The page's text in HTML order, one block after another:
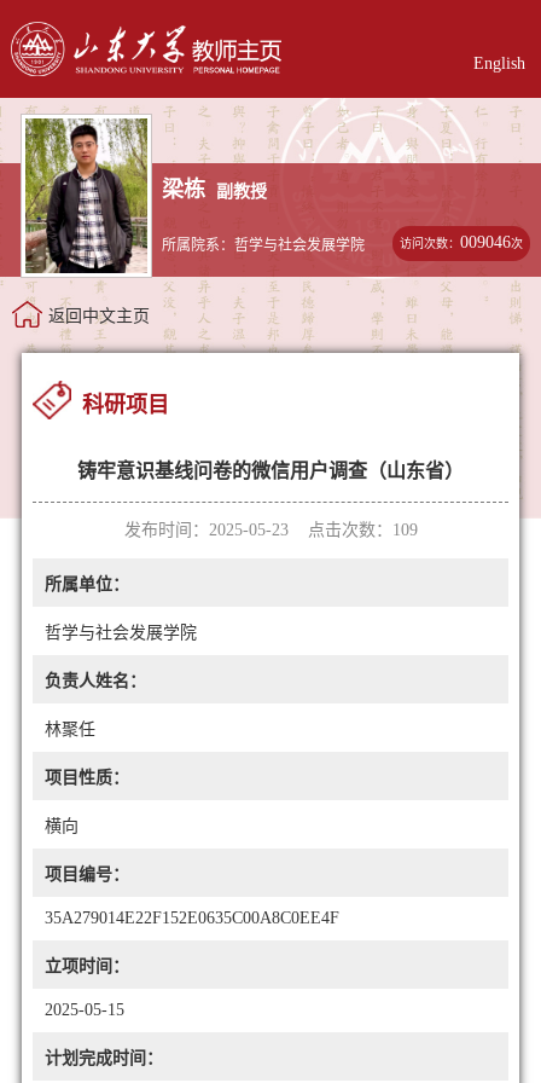
English
梁栋 副教授
所属院系：哲学与社会发展学院 访问次数：009046次
返回中文主页
科研项目
铸牢意识基线问卷的微信用户调查（山东省）
发布时间：2025-05-23 点击次数： 109
所属单位：
哲学与社会发展学院
负责人姓名：
林聚任
项目性质：
横向
项目编号：
35A279014E22F152E0635C00A8C0EE4F
立项时间：
2025-05-15
计划完成时间：